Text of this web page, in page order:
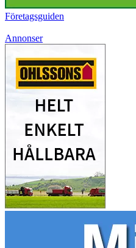
Företagsguiden
Annonser